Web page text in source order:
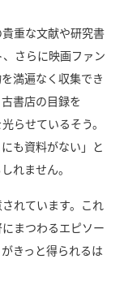
重な文献や研究書
さらに映画ファン
満遍なく収集でき
書店の目録を
らせているそう。
も資料がない」と
れません。
れています。これ
まつわるエピソー
きっと得られるは